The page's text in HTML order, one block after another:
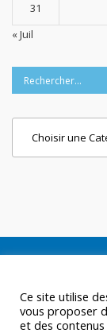
31
« Juil
Ce site utilise
vous proposer
et des